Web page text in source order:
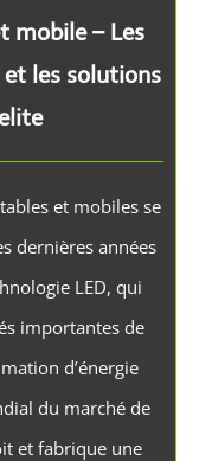
mobile – Les
les solutions
et mobiles se
dernières années
LED, qui
importantes de
d’énergie
du marché de
et fabrique une